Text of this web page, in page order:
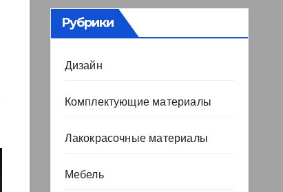
Рубрики
Дизайн
Комплектующие материалы
Лакокрасочные материалы
Мебель